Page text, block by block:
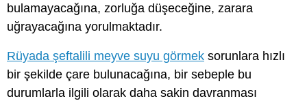
bulamayacağına, zorluğa düşeceğine, zarara
uğrayacağına yorulmaktadır.
Rüyada şeftalili meyve suyu görmek sorunlara hızlı
bir şekilde çare bulunacağına, bir sebeple bu
durumlarla ilgili olarak daha sakin davranması